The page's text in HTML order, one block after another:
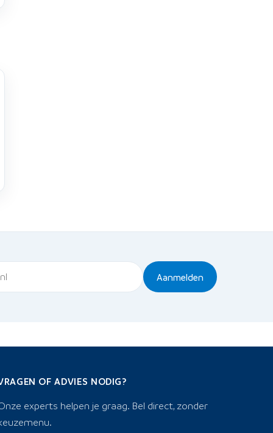
Aanmelden
OF ADVIES NODIG?
experts helpen je graag. Bel direct, zonder